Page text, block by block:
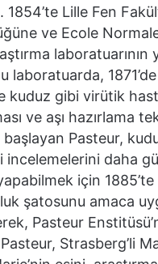
1854’te Lille Fen
ve Ecole
laboratuarda,
kuduz gibi virütik
ve aşı hazırlama
başlayan Pasteur,
incelemelerini daha
için
şatosunu amaca
Pasteur
Strasberg’li